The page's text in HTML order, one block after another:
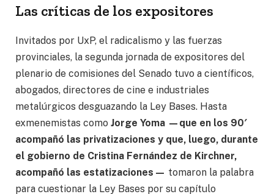
Las críticas de los expositores
Invitados por UxP, el radicalismo y las fuerzas
provinciales, la segunda jornada de expositores del
plenario de comisiones del Senado tuvo a científicos,
abogados, directores de cine e industriales
metalúrgicos desguazando la Ley Bases. Hasta
exmenemistas como Jorge Yoma —que en los 90′
acompañó las privatizaciones y que, luego, durante
el gobierno de Cristina Fernández de Kirchner,
acompañó las estatizaciones— tomaron la palabra
para cuestionar la Ley Bases por su capítulo